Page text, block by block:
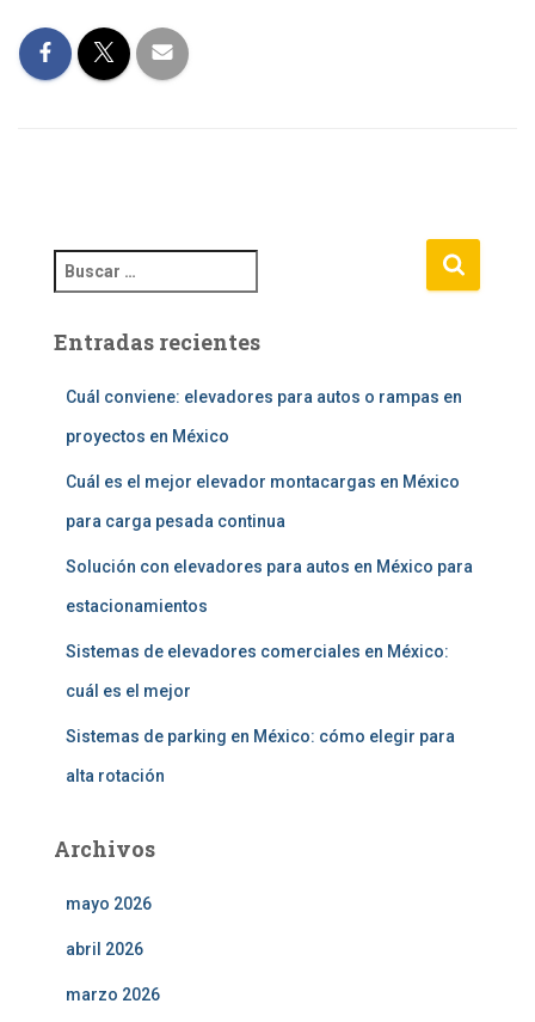
u
c
Entradas recientes
Cuál conviene: elevadores para autos o rampas en
proyectos en México
Cuál es el mejor elevador montacargas en México
para carga pesada continua
Solución con elevadores para autos en México para
estacionamientos
Sistemas de elevadores comerciales en México:
cuál es el mejor
Sistemas de parking en México: cómo elegir para
alta rotación
Archivos
mayo 2026
abril 2026
marzo 2026